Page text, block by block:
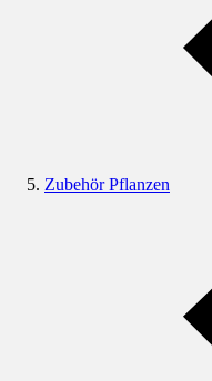
Zubehör Pflanzen